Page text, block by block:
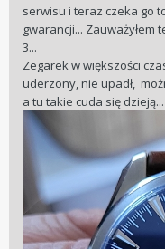
serwisu i teraz czeka go
gwarancji...
3...
Zegarek w większości
uderzony, nie upadł,
a tu takie cuda się dzieją...